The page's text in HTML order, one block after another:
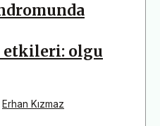
etkileri: olgu
Erhan Kızmaz